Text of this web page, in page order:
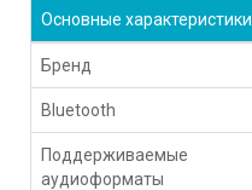
Основные характеристики
Бренд
Bluetooth
Поддерживаемые
аудиоформаты